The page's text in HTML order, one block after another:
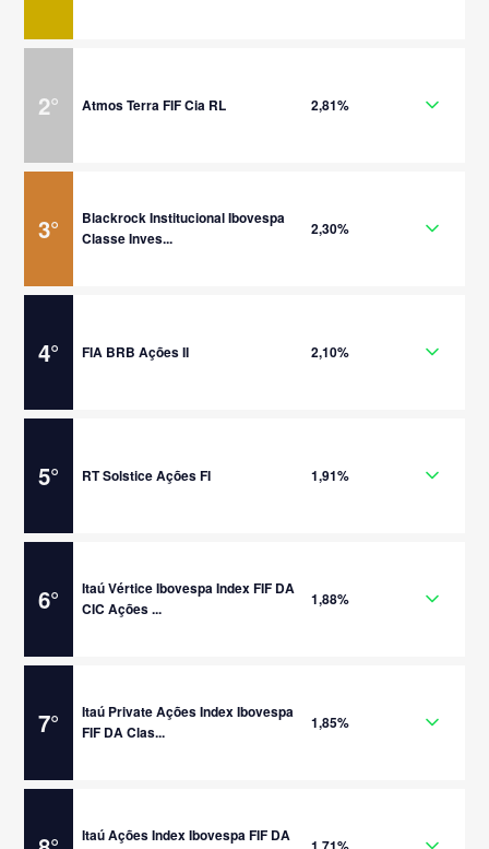
2° Atmos Terra FIF Cia RL 2,81%
3°
Blackrock Institucional Ibovespa
Classe Inves...
2,30%
4° FIA BRB Ações II 2,10%
5° RT Solstice Ações FI 1,91%
6°
Itaú Vértice Ibovespa Index FIF DA
CIC Ações ...
1,88%
7°
Itaú Private Ações Index Ibovespa
FIF DA Clas...
1,85%
Itaú Ações Index Ibovespa FIF DA